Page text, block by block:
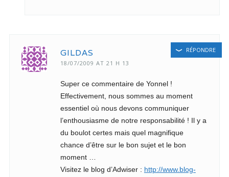
GILDAS
18/07/2009 AT 21 H 13
Super ce commentaire de Yonnel !
Effectivement, nous sommes au moment
essentiel où nous devons communiquer
l’enthousiasme de notre responsabilité ! Il y a
du boulot certes mais quel magnifique
chance d’être sur le bon sujet et le bon
moment …
Visitez le blog d’Adwiser : http://www.blog-
RÉPONDRE